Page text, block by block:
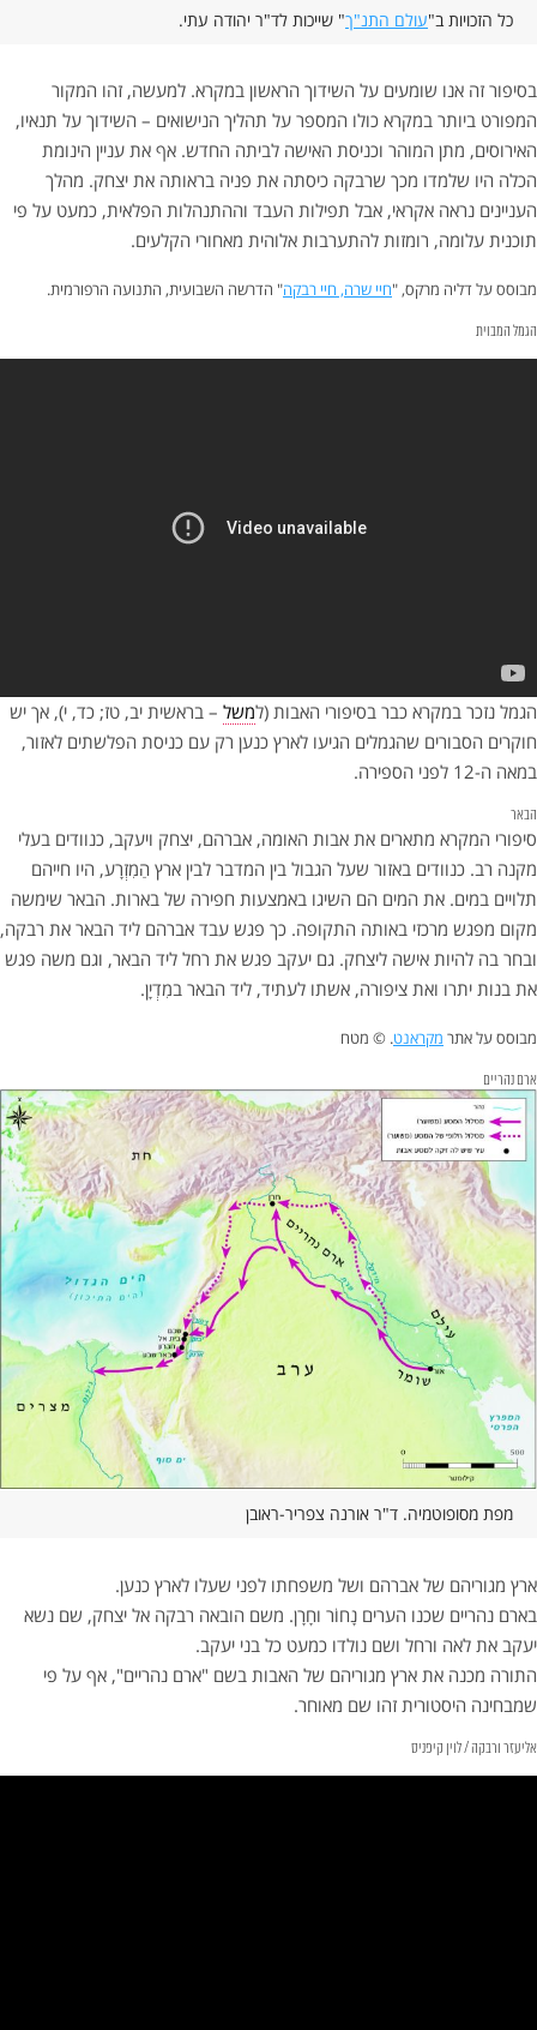
כל הזכויות ב"עולם התנ"ך" שייכות לד"ר יהודה עתי.
בסיפור זה אנו שומעים על השידוך הראשון במקרא. למעשה, זהו המקור
המפורט ביותר במקרא כולו המספר על תהליך הנישואים – השידוך על תנאיו,
האירוסים, מתן המוהר וכניסת האישה לביתה החדש. אף את עניין הינומת
הכלה היו שלמדו מכך שרבקה כיסתה את פניה בראותה את יצחק. מהלך
העניינים נראה אקראי, אבל תפילות העבד וההתנהלות הפלאית, כמעט על פי
תוכנית עלומה, רומזות להתערבות אלוהית מאחורי הקלעים.
מבוסס על דליה מרקס, "חיי שרה, חיי רבקה" הדרשה השבועית, התנועה הרפורמית.
הגמל המבוית
הגמל נזכר במקרא כבר בסיפורי האבות (למשל – בראשית יב, טז; כד, י), אך יש
חוקרים הסבורים שהגמלים הגיעו לארץ כנען רק עם כניסת הפלשתים לאזור,
במאה ה-12 לפני הספירה.
הבאר
סיפורי המקרא מתארים את אבות האומה, אברהם, יצחק ויעקב, כנוודים בעלי
מקנה רב. כנוודים באזור שעל הגבול בין המדבר לבין ארץ הַמִזְרָע, היו חייהם
תלויים במים. את המים הם השיגו באמצעות חפירה של בארות. הבאר שימשה
מקום מפגש מרכזי באותה התקופה. כך פגש עבד אברהם ליד הבאר את רבקה,
ובחר בה להיות אישה ליצחק. גם יעקב פגש את רחל ליד הבאר, וגם משה פגש
את בנות יתרו ואת ציפורה, אשתו לעתיד, ליד הבאר במִדְיָן.
מבוסס על אתר מקראנט. © מטח
ארם נהריים
מפת מסופוטמיה. ד"ר אורנה צפריר-ראובן
ארץ מגוריהם של אברהם ושל משפחתו לפני שעלו לארץ כנען.
בארם נהריים שכנו הערים נָחוֹר וחָרָן. משם הובאה רבקה אל יצחק, שם נשא
יעקב את לאה ורחל ושם נולדו כמעט כל בני יעקב.
התורה מכנה את ארץ מגוריהם של האבות בשם "ארם נהריים", אף על פי
שמבחינה היסטורית זהו שם מאוחר.
אליעזר ורבקה / לוין קיפניס